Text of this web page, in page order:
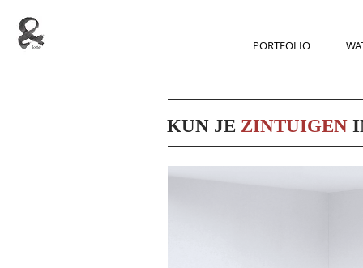
PORTFOLIO
KUN JE ZINTUIGEN